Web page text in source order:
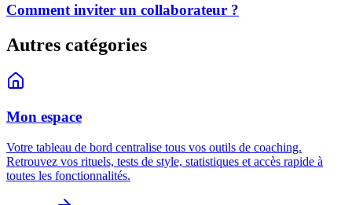
Comment inviter un collaborateur ?
Autres catégories
Mon espace
Votre tableau de bord centralise tous vos outils de coaching.
Retrouvez vos rituels, tests de style, statistiques et accès rapide à
toutes les fonctionnalités.